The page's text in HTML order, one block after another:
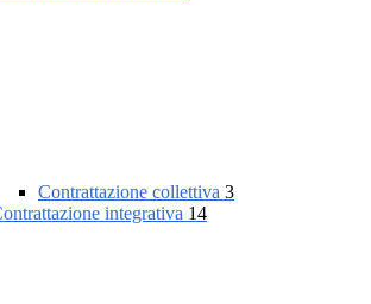
Contrattazione collettiva 3
integrativa 14